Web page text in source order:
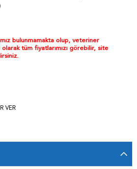
bulunmamakta olup, veteriner
tüm fiyatlarımızı görebilir, site
VER